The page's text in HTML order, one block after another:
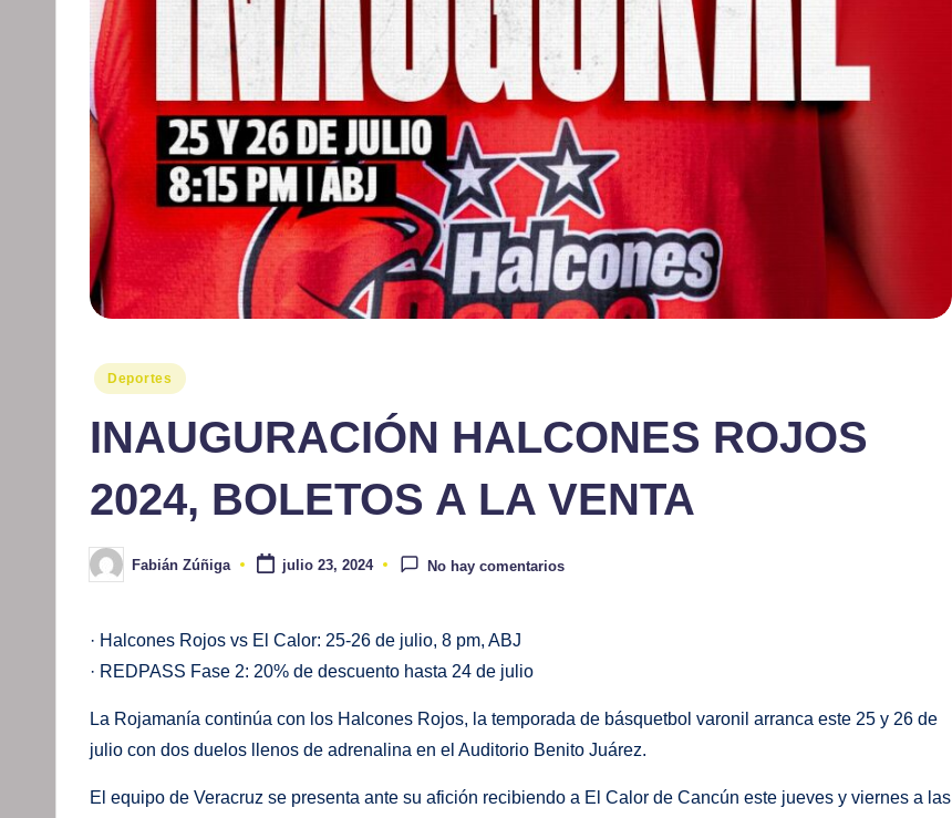
Publicado
Deportes
INAUGURACIÓN HALCONES ROJOS
2024, BOLETOS A LA VENTA
Publicado
por
Fabián Zúñiga julio 23, 2024 No hay comentarios
· Halcones Rojos vs El Calor: 25-26 de julio, 8 pm, ABJ
· REDPASS Fase 2: 20% de descuento hasta 24 de julio
La Rojamanía continúa con los Halcones Rojos, la temporada de básquetbol varonil arranca este 25 y 26 de
julio con dos duelos llenos de adrenalina en el Auditorio Benito Juárez.
El equipo de Veracruz se presenta ante su afición recibiendo a El Calor de Cancún este jueves y viernes a las